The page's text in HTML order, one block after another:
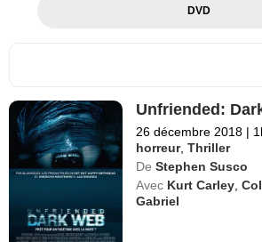
DVD
Unfriended:
26 décembre 2018 |
horreur,Thriller
De Stephen Susco
Avec Kurt Carley ,
Gabriel